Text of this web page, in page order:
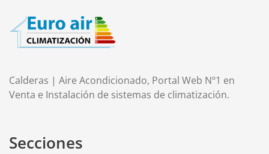
Calderas | Aire Acondicionado, Portal Web Nº1 en
Venta e Instalación de sistemas de climatización.
Secciones